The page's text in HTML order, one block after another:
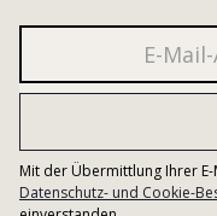
Mit der Übermittlung Ihrer
Datenschutz- und Cookie-